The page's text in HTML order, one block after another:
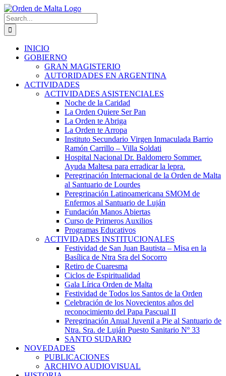
Skip
to
content
Search
for:
INICIO
GOBIERNO
GRAN MAGISTERIO
AUTORIDADES EN ARGENTINA
ACTIVIDADES
ACTIVIDADES ASISTENCIALES
Noche de la Caridad
La Orden Quiere Ser Pan
La Orden te Abriga
La Orden te Arropa
Instituto Secundario Virgen Inmaculada Barrio
Ramón Carrillo – Villa Soldati
Hospital Nacional Dr. Baldomero Sommer.
Ayuda Maltesa para erradicar la lepra.
Peregrinación Internacional de la Orden de Malta
al Santuario de Lourdes
Peregrinación Latinoamericana SMOM de
Enfermos al Santuario de Luján
Fundación Manos Abiertas
Curso de Primeros Auxilios
Programas Educativos
ACTIVIDADES INSTITUCIONALES
Festividad de San Juan Bautista – Misa en la
Basílica de Ntra Sra del Socorro
Retiro de Cuaresma
Ciclos de Espiritualidad
Gala Lírica Orden de Malta
Festividad de Todos los Santos de la Orden
Celebración de los Novecientos años del
reconocimiento del Papa Pascual II
Peregrinación Anual Juvenil a Pie al Santuario de
Ntra. Sra. de Luján Puesto Sanitario Nº 33
SANTO SUDARIO
NOVEDADES
PUBLICACIONES
ARCHIVO AUDIOVISUAL